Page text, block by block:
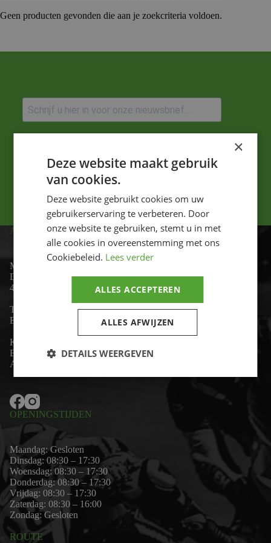
Geen producten gevonden die aan je zoekcriteria voldoen.
Versturen
ADRES
Motor-id
De Lind 17
4841 KC Prinsenbeek
Telefoon:
+31 (0)76 - 54 11 888
Email:
wim@motor-id.nl
K.v.K: 80530338
B.T.W-nummer: NL861703947B01
Algemene voorwaarden
OPENINGSTIJDEN
Maandag: Gesloten
Dinsdag: 08:30 – 17:30
Woensdag: 08:30 – 17:30
Donderdag: 08:30 – 17:30
Vrijdag: 08:30 – 17:30
Zaterdag: 08:30 – 16:00
Zondag: Gesloten
ROUTE
×
Deze website maakt gebruik
van cookies.
Deze website gebruikt cookies om uw
gebruikerservaring te verbeteren. Door
onze website te gebruiken, stemt u in met
alle cookies in overeenstemming met ons
Cookiebeleid. Lees verder
ALLES ACCEPTEREN
ALLES AFWIJZEN
DETAILS WEERGEVEN